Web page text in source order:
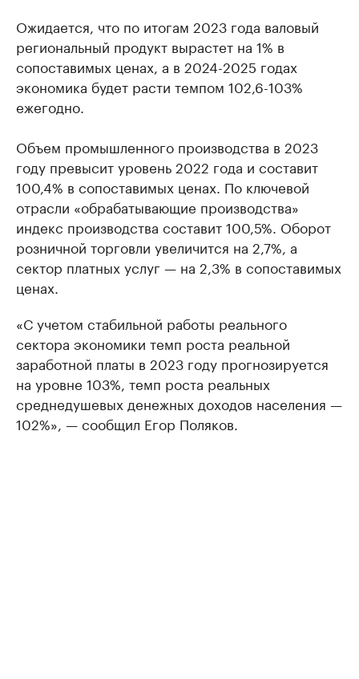
Ожидается, что по итогам 2023 года валовый
региональный продукт вырастет на 1% в
сопоставимых ценах, а в 2024-2025 годах
экономика будет расти темпом 102,6-103%
ежегодно.
Объем промышленного производства в 2023
году превысит уровень 2022 года и составит
100,4% в сопоставимых ценах. По ключевой
отрасли «обрабатывающие производства»
индекс производства составит 100,5%. Оборот
розничной торговли увеличится на 2,7%, а
сектор платных услуг — на 2,3% в сопоставимых
ценах.
«С учетом стабильной работы реального
сектора экономики темп роста реальной
заработной платы в 2023 году прогнозируется
на уровне 103%, темп роста реальных
среднедушевых денежных доходов населения —
102%», — сообщил Егор Поляков.